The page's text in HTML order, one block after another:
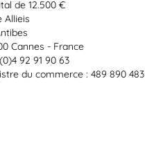
de 12.500 €
Allieis
Cannes - France
92 91 90 63
du commerce : 489 890 483